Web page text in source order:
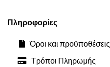
Πληροφορίες
Όροι και προϋποθέσεις
Τρόποι Πληρωμής